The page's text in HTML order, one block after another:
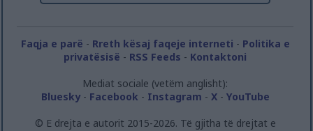
Faqja e parë - Rreth kësaj faqeje interneti - Politika e
privatësisë - RSS Feeds - Kontaktoni
Mediat sociale (vetëm anglisht):
Bluesky- Facebook - Instagram - X- YouTube
© E drejta e autorit 2015-2026. Të gjitha të drejtat e